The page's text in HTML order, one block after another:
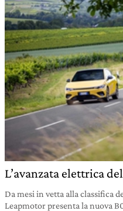
L’avanzata elettrica
Da mesi in vetta alla classifica
Leapmotor presenta la nuova